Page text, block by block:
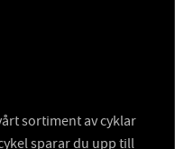
sortiment av cyklar
sparar du upp till